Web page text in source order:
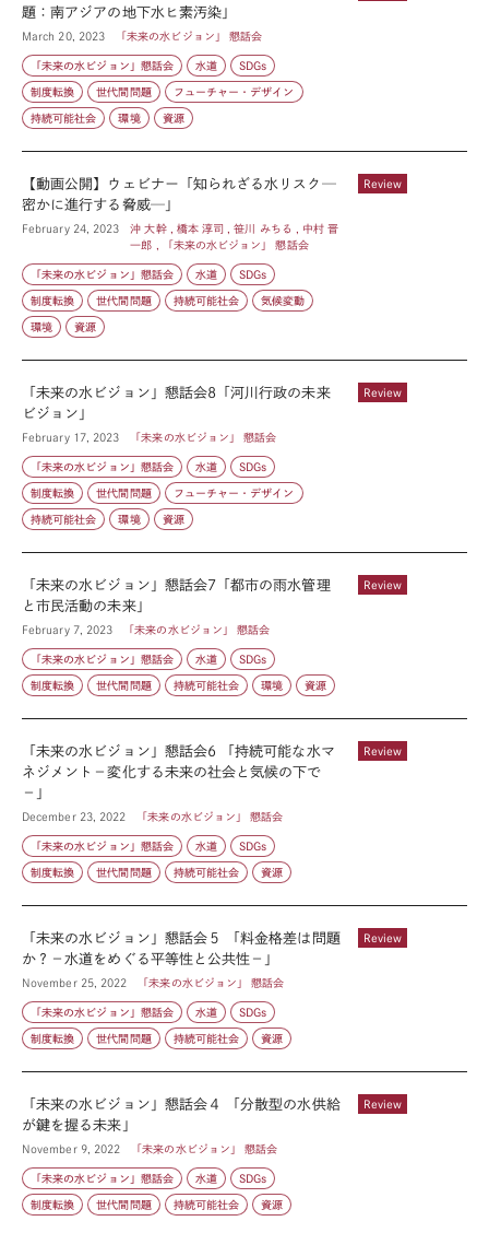
題：南アジアの地下水ヒ素汚染」
March 20, 2023 「未来の水ビジョン」 懇話会
「未来の水ビジョン」懇話会 水道 SDGs
制度転換 世代間問題 フューチャー・デザイン
持続可能社会 環境 資源
Review
【動画公開】ウェビナー「知られざる水リスク─
密かに進行する脅威─」
February 24, 2023
沖 大幹 , 橋本 淳司 , 笹川 みちる , 中村 晋
一郎 , 「未来の水ビジョン」 懇話会
「未来の水ビジョン」懇話会 水道 SDGs
制度転換 世代間問題 持続可能社会 気候変動
環境 資源
Review
「未来の水ビジョン」懇話会8「河川行政の未来
ビジョン」
February 17, 2023 「未来の水ビジョン」 懇話会
「未来の水ビジョン」懇話会 水道 SDGs
制度転換 世代間問題 フューチャー・デザイン
持続可能社会 環境 資源
Review
「未来の水ビジョン」懇話会7「都市の雨水管理
と市民活動の未来」
February 7, 2023 「未来の水ビジョン」 懇話会
「未来の水ビジョン」懇話会 水道 SDGs
制度転換 世代間問題 持続可能社会 環境 資源
Review
「未来の水ビジョン」懇話会6 「持続可能な水マ
ネジメント−変化する未来の社会と気候の下で
−」
December 23, 2022 「未来の水ビジョン」 懇話会
「未来の水ビジョン」懇話会 水道 SDGs
制度転換 世代間問題 持続可能社会 資源
Review
「未来の水ビジョン」懇話会５ 「料金格差は問題
か？−水道をめぐる平等性と公共性−」
November 25, 2022 「未来の水ビジョン」 懇話会
「未来の水ビジョン」懇話会 水道 SDGs
制度転換 世代間問題 持続可能社会 資源
Review
「未来の水ビジョン」懇話会４ 「分散型の水供給
が鍵を握る未来」
November 9, 2022 「未来の水ビジョン」 懇話会
「未来の水ビジョン」懇話会 水道 SDGs
制度転換 世代間問題 持続可能社会 資源